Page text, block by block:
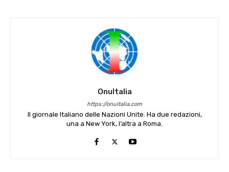
OnuItalia
https://onuitalia.com
Il giornale Italiano delle Nazioni Unite. Ha due redazioni,
una a New York, l’altra a Roma.